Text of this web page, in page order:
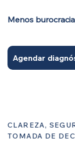
Menos
Agendar
CLAREZA,
TOMADA DE